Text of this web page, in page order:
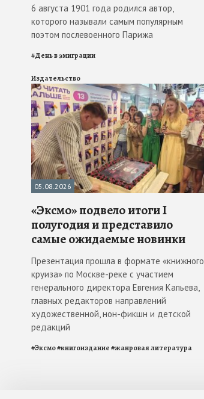
6 августа 1901 года родился автор,
которого называли самым популярным
поэтом послевоенного Парижа
#День в эмиграции
Издательство
05.08.2026
«Эксмо» подвело итоги I
полугодия и представило
самые ожидаемые новинки
Презентация прошла в формате «книжного
круиза» по Москве-реке с участием
генерального директора Евгения Капьева,
главных редакторов направлений
художественной, нон-фикшн и детской
редакций
#Эксмо#книгоиздание#жанровая литература